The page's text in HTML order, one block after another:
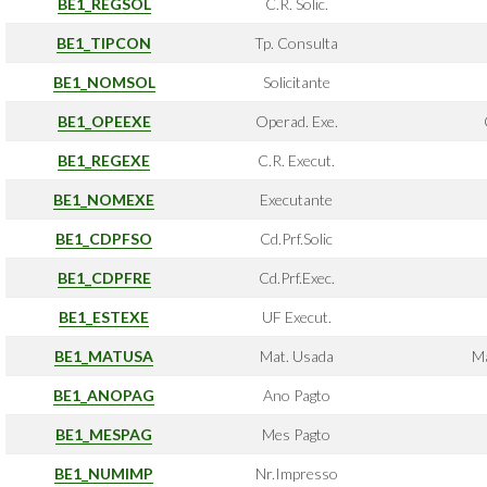
BE1_REGSOL C.R. Solic.
BE1_TIPCON Tp. Consulta
BE1_NOMSOL Solicitante
BE1_OPEEXE Operad. Exe.
BE1_REGEXE C.R. Execut.
BE1_NOMEXE Executante
BE1_CDPFSO Cd.Prf.Solic
BE1_CDPFRE Cd.Prf.Exec.
BE1_ESTEXE UF Execut.
BE1_MATUSA Mat. Usada
BE1_ANOPAG Ano Pagto
BE1_MESPAG Mes Pagto
BE1_NUMIMP Nr.Impresso